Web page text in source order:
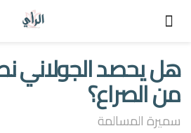
هل يحصد الجولاني
من الصراع؟
سميرة المسالمة